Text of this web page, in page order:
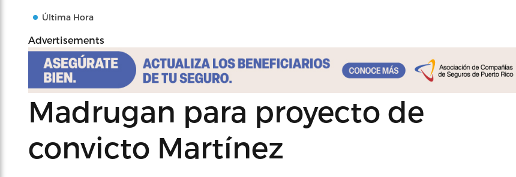
Última Hora
Advertisements
Madrugan para proyecto de
convicto Martínez